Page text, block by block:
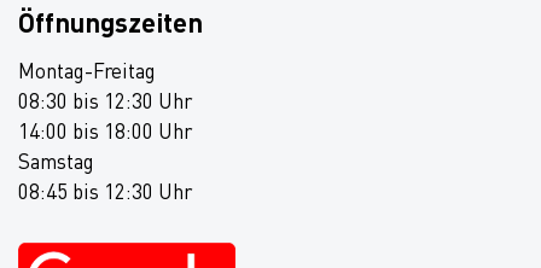
Öffnungszeiten
Montag-Freitag
08:30 bis 12:30 Uhr
14:00 bis 18:00 Uhr
Samstag
08:45 bis 12:30 Uhr